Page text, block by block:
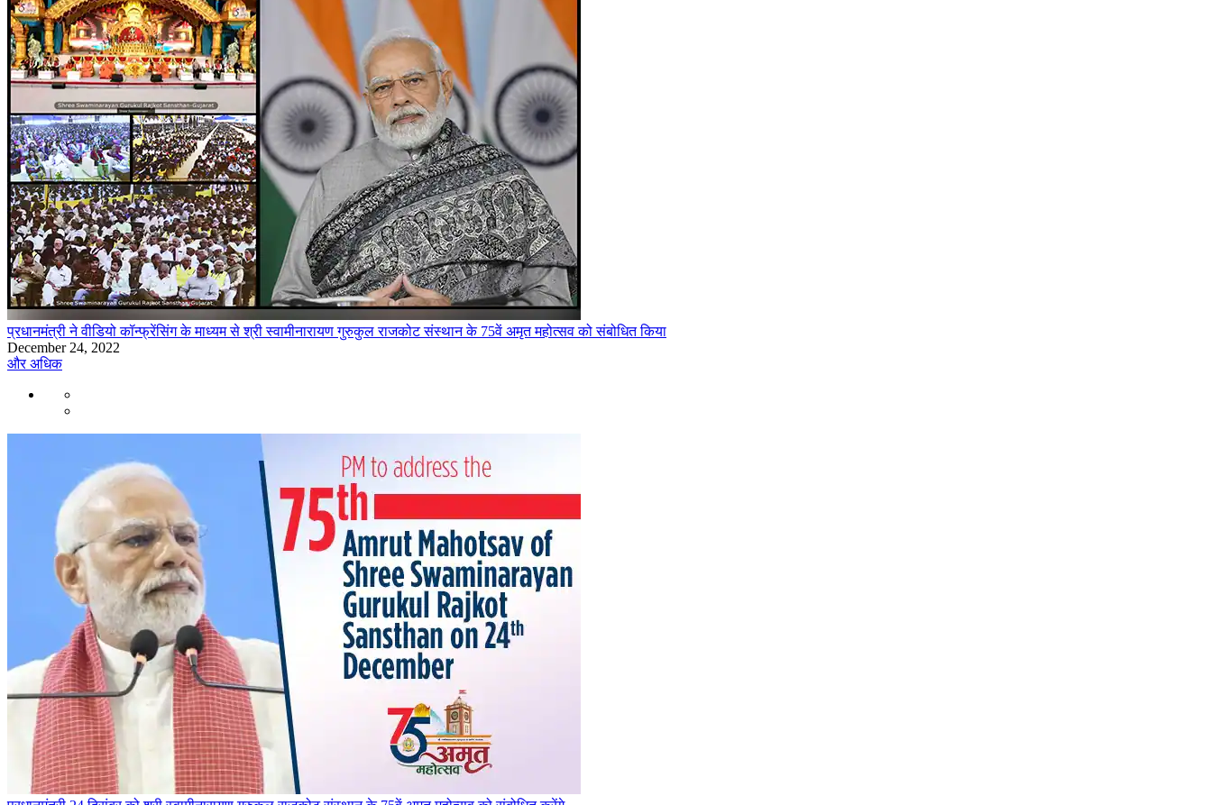
प्रधानमंत्री ने वीडियो कॉन्फ्रेंसिंग के माध्यम से श्री स्वामीनारायण गुरुकुल राजकोट संस्थान के 75वें अमृत महोत्सव को संबोधित किया
December 24, 2022
और अधिक